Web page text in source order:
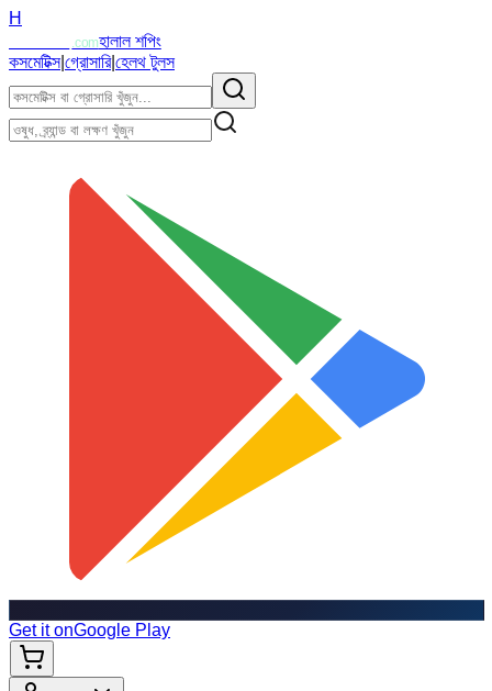
H
.comহালাল শপিং
কসমেটিক্স|গ্রোসারি|হেলথ টুলস
Get it onGoogle Play